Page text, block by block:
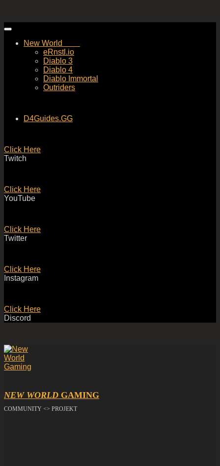
Skip
contentNew World
eRnstl.io
Diablo 3
Diablo 4
Diablo Immortal
Outriders
D4Guides.GG
Click Here
Twitch
Click Here
YouTube
Click Here
Twitter
Click Here
Instagram
Click Here
Discord
NEW WORLD GAMING
COMMUNITY <> PROJEKT